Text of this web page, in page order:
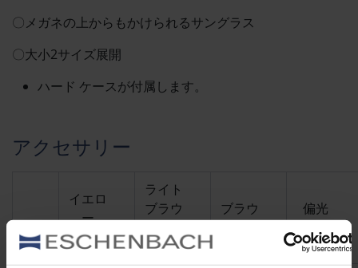
〇メガネの上からもかけられるサングラス
〇大小2サイズ展開
ハード ケースが付属します。
アクセサリー
イエロ
ー
(15)
ライト
ブラウ
(65)
ブラウ
偏光